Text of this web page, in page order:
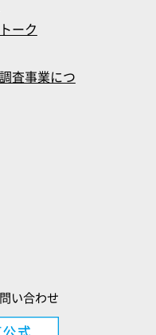
ーク
査事業につ
い合わせ